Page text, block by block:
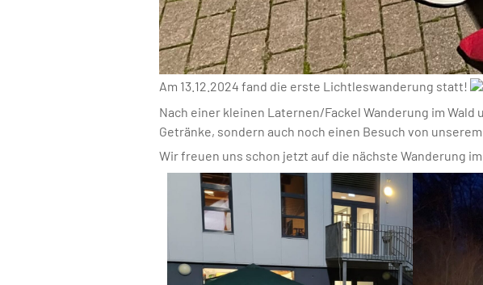
Am 13.12.2024 fand die erste Lichtleswanderung statt!
Nach einer kleinen Laternen/Fackel Wanderung im Wald
Getränke, sondern auch noch einen Besuch von
Wir freuen uns schon jetzt auf die nächste Wanderung